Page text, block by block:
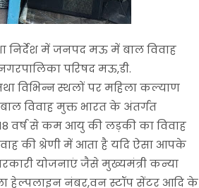
निर्देश में जनपद मऊ में बाल विवाह
परिषद मऊ,डी.
विभिन्न स्थलों पर महिला कल्याण
विवाह मुक्त भारत के अंतर्गत
वर्ष से कम आयु की लड़की का विवाह
की श्रेणी में आता है यदि ऐसा आपके
योजनाएं जैसे मुख्यमंत्री कन्या
हेल्पलाइन नंबर,वन स्टॉप सेंटर आदि के